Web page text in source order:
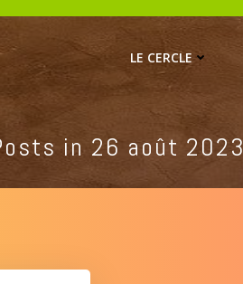
LE CERCLE
in 26 août 2023